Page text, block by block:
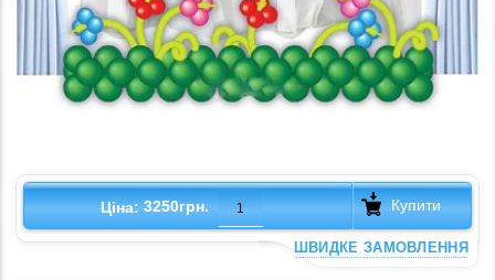
Ціна: 3250грн. Купити
ШВИДКЕ ЗАМОВЛЕННЯ